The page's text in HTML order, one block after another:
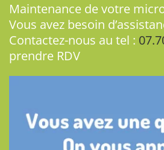
Maintenance de votre
Vous avez besoin
Contactez-nous au tel :
prendre RDV